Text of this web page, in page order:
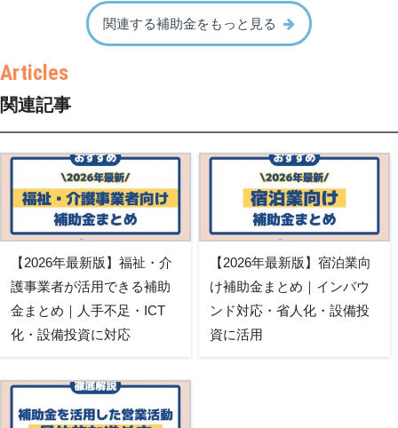
関連する補助金をもっと見る
関連記事
【2026年最新版】福祉・介
護事業者が活用できる補助
金まとめ｜人手不足・ICT
化・設備投資に対応
【2026年最新版】宿泊業向
け補助金まとめ｜インバウ
ンド対応・省人化・設備投
資に活用